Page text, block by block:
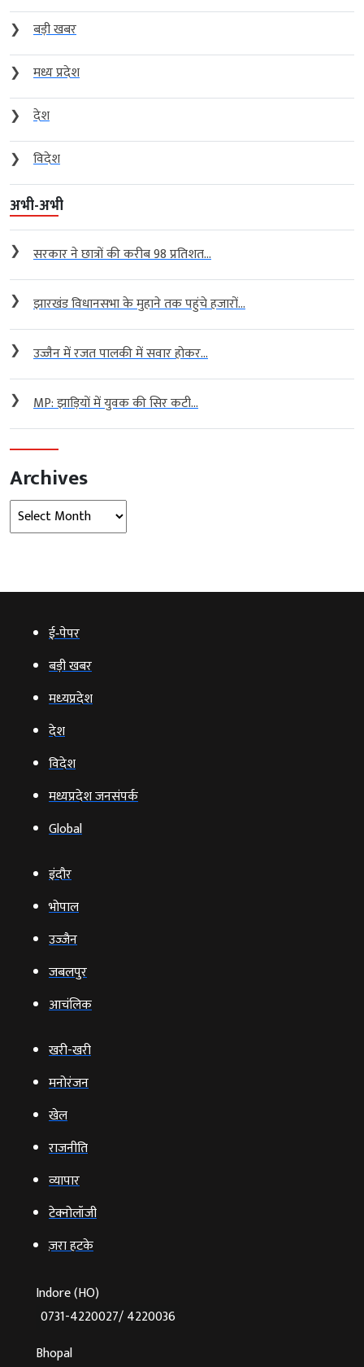
❯
बड़ी खबर
❯
मध्य प्रदेश
❯
देश
❯
विदेश
अभी-अभी
❯ सरकार ने छात्रों की करीब 98 प्रतिशत...
❯ झारखंड विधानसभा के मुहाने तक पहुंचे हजारों...
❯ उज्जैन में रजत पालकी में सवार होकर...
❯ MP: झाड़ियों में युवक की सिर कटी...
Archives
Archives
ई‑पेपर
बड़ी खबर
मध्‍यप्रदेश
देश
विदेश
मध्यप्रदेश जनसंपर्क
Global
इंदौर
भोपाल
उज्‍जैन
जबलपुर
आचंलिक
खरी-खरी
मनोरंजन
खेल
राजनीति
व्‍यापार
टेक्‍नोलॉजी
ज़रा हटके
Indore (HO)
0731-4220027/ 4220036
Bhopal